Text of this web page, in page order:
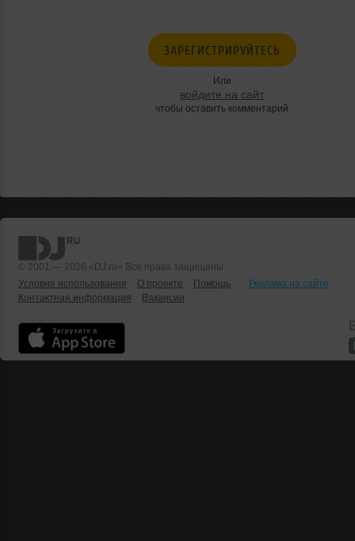
ЗАРЕГИСТРИРУЙТЕСЬ
Или
войдите на сайт
чтобы оставить комментарий
© 2001 — 2026 «DJ.ru» Все права защищены.
Условия использования
О проекте Помощь
Реклама на сайте
Контактная информация
Вакансии